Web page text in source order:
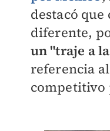
destacó que
diferente,
un "traje a
referencia
competitivo